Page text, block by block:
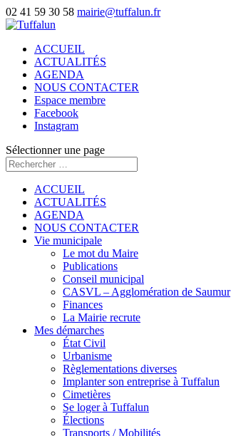
02 41 59 30 58 mairie@tuffalun.fr
ACCUEIL
ACTUALITÉS
AGENDA
NOUS CONTACTER
Espace membre
Facebook
Instagram
Sélectionner une page
ACCUEIL
ACTUALITÉS
AGENDA
NOUS CONTACTER
Vie municipale
Le mot du Maire
Publications
Conseil municipal
CASVL – Agglomération de Saumur
Finances
La Mairie recrute
Mes démarches
État Civil
Urbanisme
Règlementations diverses
Implanter son entreprise à Tuffalun
Cimetières
Se loger à Tuffalun
Élections
Transports / Mobilités